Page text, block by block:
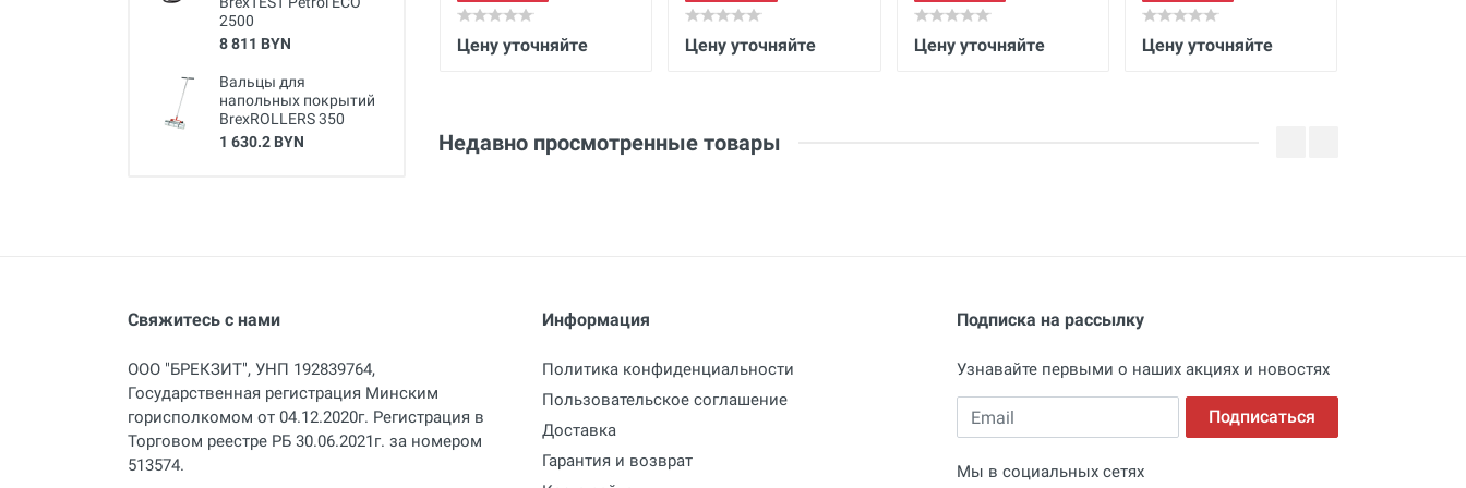
2500
8 811 BYN
Вальцы для
напольных покрытий
BrexROLLERS 350
1 630.2 BYN
Цену уточняйте Цену уточняйте Цену уточняйте Цену уточняйте
Недавно просмотренные товары
Свяжитесь с нами
ООО "БРЕКЗИТ", УНП 192839764,
Государственная регистрация Минским
горисполкомом от 04.12.2020г. Регистрация в
Торговом реестре РБ 30.06.2021г. за номером
513574.
Информация
Политика конфиденциальности
Пользовательское соглашение
Доставка
Гарантия и возврат
Подписка на рассылку
Узнавайте первыми о наших акциях и новостях
Email Подписаться
Мы в социальных сетях